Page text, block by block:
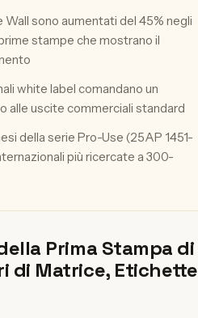
Wall sono aumentati del 45% negli
stampe che mostrano il
white label comandano un
alle uscite commerciali standard
della serie Pro-Use (25AP 1451-
più ricercate a 300-
Prima Stampa di
di Matrice,